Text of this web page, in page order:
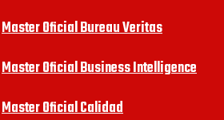
Master Oficial Bureau Veritas
Master Oficial Business Intelligence
Master Oficial Calidad